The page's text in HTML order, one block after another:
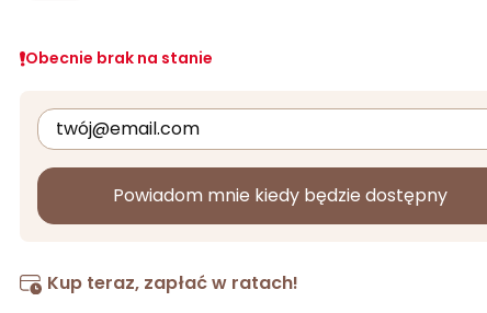
Obecnie brak na stanie
Powiadom mnie kiedy będzie dostępny
Kup teraz, zapłać w ratach!